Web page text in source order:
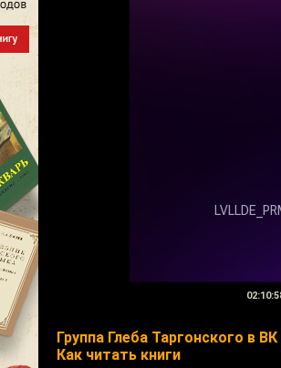
Группа Глеба Таргонского в ВК
Как читать книги